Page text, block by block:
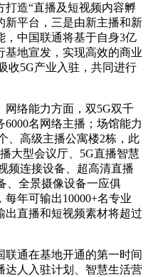
造“直播及短视频内容孵
新平台，三是由新主播和新
，中国联通将基于自身3亿
基地宣发，实现高效的商业
收5G产业入驻，共同进行
络能力方面，双5G双千
名网络主播；场馆能力
、高级主播公寓楼2栋，此
大型会议厅、5G直播智慧
频连接设备、超高清直播
、全景摄像设备一应俱
年可输出10000+名专业
出直播和短视频素材将超过
通在基地开通的第一时间
达人入驻计划、智慧生活营